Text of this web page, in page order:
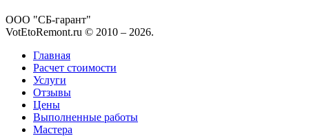
ООО "СБ-гарант"
VotEtoRemont.ru © 2010 – 2026.
Главная
Расчет стоимости
Услуги
Отзывы
Цены
Выполненные работы
Мастера